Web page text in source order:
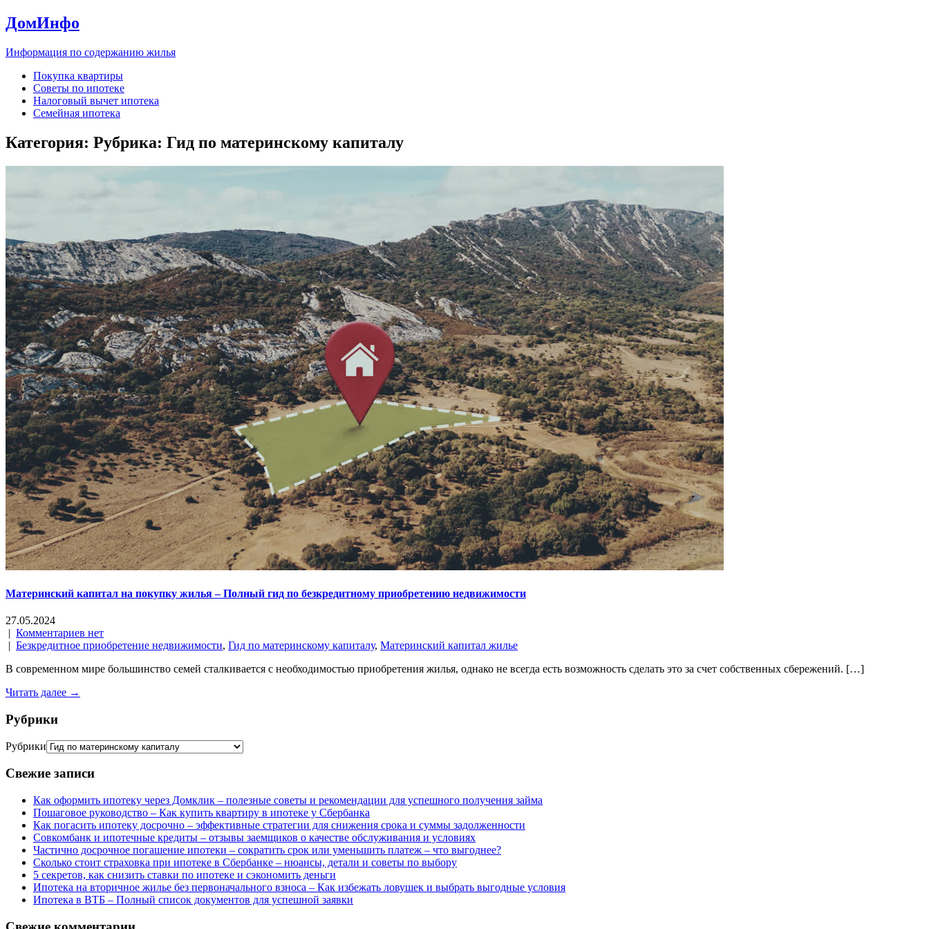
ДомИнфо
Информация по содержанию жилья
Покупка квартиры
Советы по ипотеке
Налоговый вычет ипотека
Семейная ипотека
Категория: Рубрика: Гид по материнскому капиталу
Материнский капитал на покупку жилья – Полный гид по безкредитному приобретению недвижимости
27.05.2024
| Комментариев нет
| Безкредитное приобретение недвижимости, Гид по материнскому капиталу, Материнский капитал жилье
В современном мире большинство семей сталкивается с необходимостью приобретения жилья, однако не всегда есть возможность сделать это за счет собственных сбережений. […]
Читать далее →
Рубрики
Рубрики
Свежие записи
Как оформить ипотеку через Домклик – полезные советы и рекомендации для успешного получения займа
Пошаговое руководство – Как купить квартиру в ипотеке у Сбербанка
Как погасить ипотеку досрочно – эффективные стратегии для снижения срока и суммы задолженности
Совкомбанк и ипотечные кредиты – отзывы заемщиков о качестве обслуживания и условиях
Частично досрочное погашение ипотеки – сократить срок или уменьшить платеж – что выгоднее?
Сколько стоит страховка при ипотеке в Сбербанке – нюансы, детали и советы по выбору
5 секретов, как снизить ставки по ипотеке и сэкономить деньги
Ипотека на вторичное жилье без первоначального взноса – Как избежать ловушек и выбрать выгодные условия
Ипотека в ВТБ – Полный список документов для успешной заявки